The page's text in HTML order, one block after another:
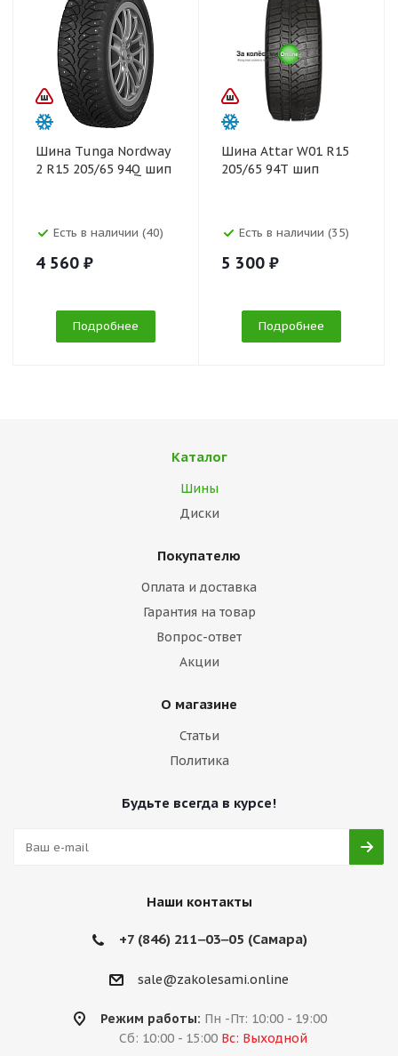
Шина Tunga Nordway
2 R15 205/65 94Q шип
Есть в наличии (40)
4 560 ₽
Подробнее
Шина Attar W01 R15
205/65 94Т шип
Есть в наличии (35)
5 300 ₽
Подробнее
Каталог
Шины
Диски
Покупателю
Оплата и доставка
Гарантия на товар
Вопрос-ответ
Акции
О магазине
Статьи
Политика
Будьте всегда в курсе!
Наши контакты
+7 (846) 211‒03‒05 (Самара)
sale@zakolesami.online
Режим работы: Пн -Пт: 10:00 - 19:00
Сб: 10:00 - 15:00 Вс: Выходной